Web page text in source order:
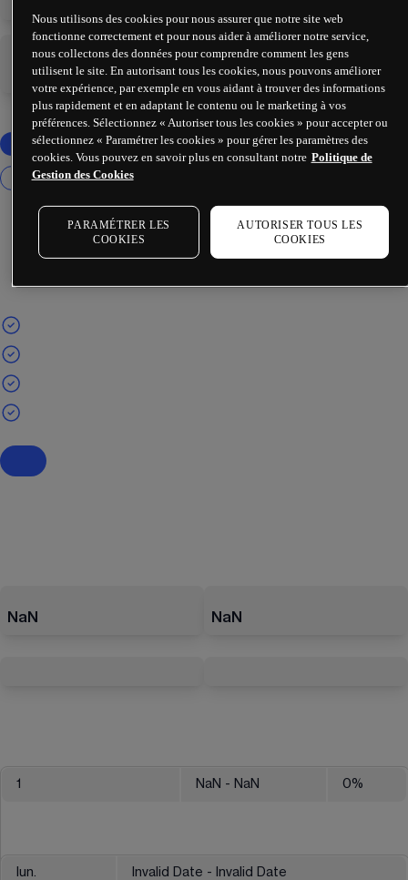
NaN NaN
1 NaN - NaN 0%
lun. Invalid Date - Invalid Date
Nous utilisons des cookies pour nous assurer que notre site web
fonctionne correctement et pour nous aider à améliorer notre service,
nous collectons des données pour comprendre comment les gens
utilisent le site. En autorisant tous les cookies, nous pouvons améliorer
votre expérience, par exemple en vous aidant à trouver des informations
plus rapidement et en adaptant le contenu ou le marketing à vos
préférences. Sélectionnez « Autoriser tous les cookies » pour accepter ou
sélectionnez « Paramétrer les cookies » pour gérer les paramètres des
cookies. Vous pouvez en savoir plus en consultant notre Politique de
Gestion des Cookies
PARAMÉTRER LES
COOKIES
AUTORISER TOUS LES
COOKIES